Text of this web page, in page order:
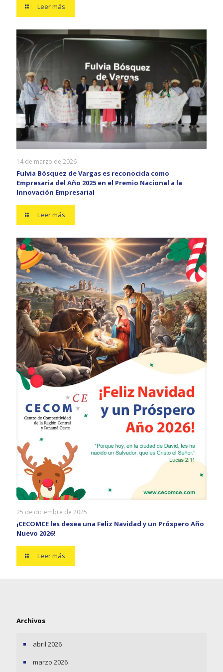
Leer más
14 de marzo de 2026
Fulvia Bósquez de Vargas es reconocida como
Empresaria del Año 2025 en el Premio Nacional a la
Innovación Empresarial
Leer más
25 de diciembre de 2025
¡CECOMCE les desea una Feliz Navidad y un Próspero Año
Nuevo 2026!
Leer más
Archivos
abril 2026
marzo 2026